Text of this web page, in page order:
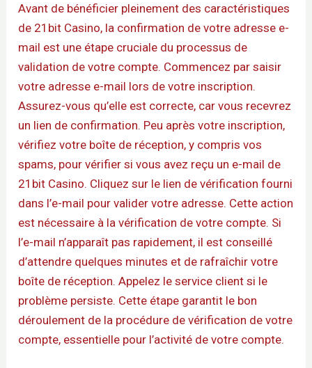
Avant de bénéficier pleinement des caractéristiques
de 21bit Casino, la confirmation de votre adresse e-
mail est une étape cruciale du processus de
validation de votre compte. Commencez par saisir
votre adresse e-mail lors de votre inscription.
Assurez-vous qu’elle est correcte, car vous recevrez
un lien de confirmation. Peu après votre inscription,
vérifiez votre boîte de réception, y compris vos
spams, pour vérifier si vous avez reçu un e-mail de
21bit Casino. Cliquez sur le lien de vérification fourni
dans l’e-mail pour valider votre adresse. Cette action
est nécessaire à la vérification de votre compte. Si
l’e-mail n’apparaît pas rapidement, il est conseillé
d’attendre quelques minutes et de rafraîchir votre
boîte de réception. Appelez le service client si le
problème persiste. Cette étape garantit le bon
déroulement de la procédure de vérification de votre
compte, essentielle pour l’activité de votre compte.